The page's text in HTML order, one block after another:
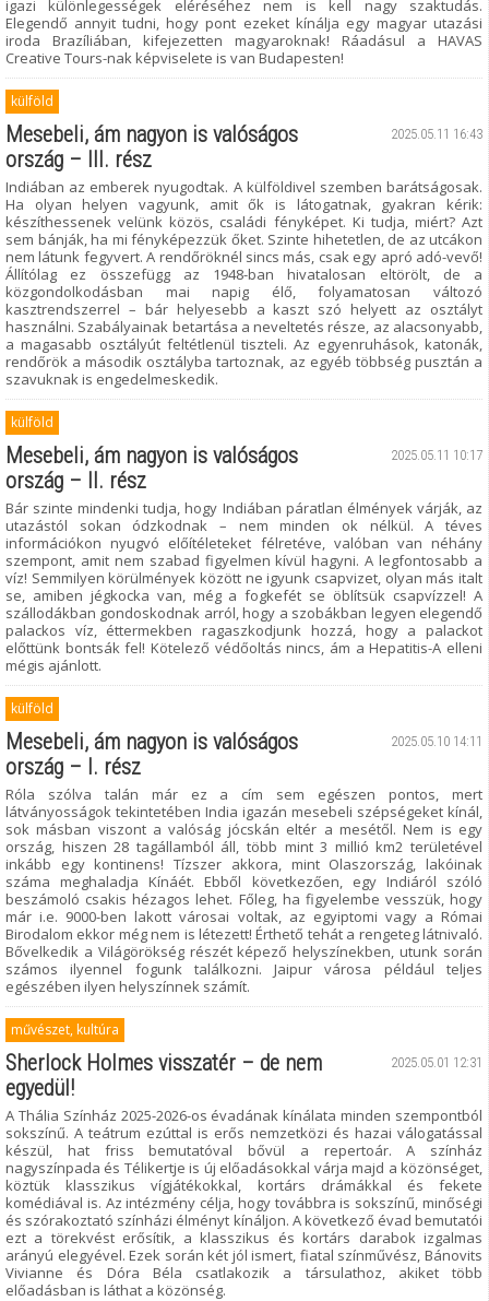
igazi különlegességek eléréséhez nem is kell nagy szaktudás.
Elegendő annyit tudni, hogy pont ezeket kínálja egy magyar utazási
iroda Brazíliában, kifejezetten magyaroknak! Ráadásul a HAVAS
Creative Tours-nak képviselete is van Budapesten!
külföld
2025.05.11 16:43
Mesebeli, ám nagyon is valóságos
ország – III. rész
Indiában az emberek nyugodtak. A külföldivel szemben barátságosak.
Ha olyan helyen vagyunk, amit ők is látogatnak, gyakran kérik:
készíthessenek velünk közös, családi fényképet. Ki tudja, miért? Azt
sem bánják, ha mi fényképezzük őket. Szinte hihetetlen, de az utcákon
nem látunk fegyvert. A rendőröknél sincs más, csak egy apró adó-vevő!
Állítólag ez összefügg az 1948-ban hivatalosan eltörölt, de a
közgondolkodásban mai napig élő, folyamatosan változó
kasztrendszerrel – bár helyesebb a kaszt szó helyett az osztályt
használni. Szabályainak betartása a neveltetés része, az alacsonyabb,
a magasabb osztályút feltétlenül tiszteli. Az egyenruhások, katonák,
rendőrök a második osztályba tartoznak, az egyéb többség pusztán a
szavuknak is engedelmeskedik.
külföld
2025.05.11 10:17
Mesebeli, ám nagyon is valóságos
ország – II. rész
Bár szinte mindenki tudja, hogy Indiában páratlan élmények várják, az
utazástól sokan ódzkodnak – nem minden ok nélkül. A téves
információkon nyugvó előítéleteket félretéve, valóban van néhány
szempont, amit nem szabad figyelmen kívül hagyni. A legfontosabb a
víz! Semmilyen körülmények között ne igyunk csapvizet, olyan más italt
se, amiben jégkocka van, még a fogkefét se öblítsük csapvízzel! A
szállodákban gondoskodnak arról, hogy a szobákban legyen elegendő
palackos víz, éttermekben ragaszkodjunk hozzá, hogy a palackot
előttünk bontsák fel! Kötelező védőoltás nincs, ám a Hepatitis-A elleni
mégis ajánlott.
külföld
2025.05.10 14:11
Mesebeli, ám nagyon is valóságos
ország – I. rész
Róla szólva talán már ez a cím sem egészen pontos, mert
látványosságok tekintetében India igazán mesebeli szépségeket kínál,
sok másban viszont a valóság jócskán eltér a mesétől. Nem is egy
ország, hiszen 28 tagállamból áll, több mint 3 millió km2 területével
inkább egy kontinens! Tízszer akkora, mint Olaszország, lakóinak
száma meghaladja Kínáét. Ebből következően, egy Indiáról szóló
beszámoló csakis hézagos lehet. Főleg, ha figyelembe vesszük, hogy
már i.e. 9000-ben lakott városai voltak, az egyiptomi vagy a Római
Birodalom ekkor még nem is létezett! Érthető tehát a rengeteg látnivaló.
Bővelkedik a Világörökség részét képező helyszínekben, utunk során
számos ilyennel fogunk találkozni. Jaipur városa például teljes
egészében ilyen helyszínnek számít.
művészet, kultúra
2025.05.01 12:31
Sherlock Holmes visszatér – de nem
egyedül!
A Thália Színház 2025-2026-os évadának kínálata minden szempontból
sokszínű. A teátrum ezúttal is erős nemzetközi és hazai válogatással
készül, hat friss bemutatóval bővül a repertoár. A színház
nagyszínpada és Télikertje is új előadásokkal várja majd a közönséget,
köztük klasszikus vígjátékokkal, kortárs drámákkal és fekete
komédiával is. Az intézmény célja, hogy továbbra is sokszínű, minőségi
és szórakoztató színházi élményt kínáljon. A következő évad bemutatói
ezt a törekvést erősítik, a klasszikus és kortárs darabok izgalmas
arányú elegyével. Ezek során két jól ismert, fiatal színművész, Bánovits
Vivianne és Dóra Béla csatlakozik a társulathoz, akiket több
előadásban is láthat a közönség.